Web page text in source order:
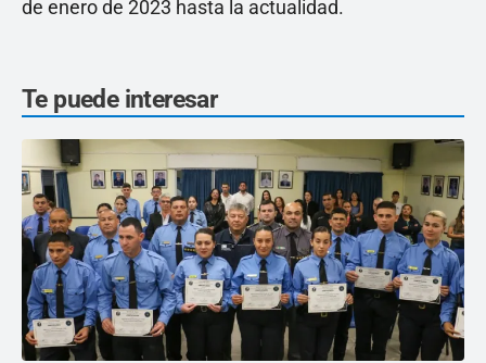
de enero de 2023 hasta la actualidad.
Te puede interesar